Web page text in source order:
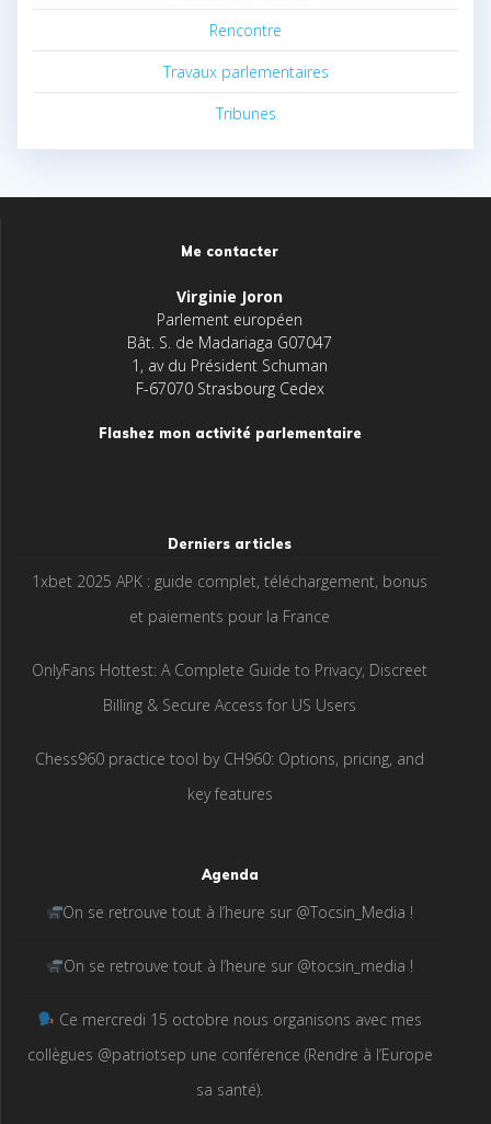
Rencontre
Travaux parlementaires
Tribunes
Me contacter
Virginie Joron
Parlement européen
Bât. S. de Madariaga G07047
1, av du Président Schuman
F-67070 Strasbourg Cedex
Flashez mon activité parlementaire
Derniers articles
1xbet 2025 APK : guide complet, téléchargement, bonus
et paiements pour la France
OnlyFans Hottest: A Complete Guide to Privacy, Discreet
Billing & Secure Access for US Users
Chess960 practice tool by CH960: Options, pricing, and
key features
Agenda
On se retrouve tout à l’heure sur @Tocsin_Media !
On se retrouve tout à l’heure sur @tocsin_media !
Ce mercredi 15 octobre nous organisons avec mes
collègues @patriotsep une conférence (Rendre à l’Europe
sa santé).